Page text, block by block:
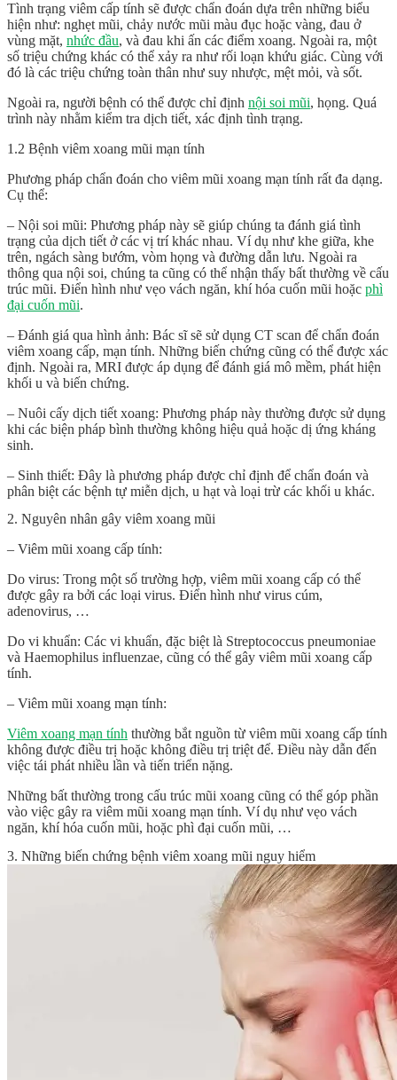
Tình trạng viêm cấp tính sẽ được chẩn đoán dựa trên những biểu
hiện như: nghẹt mũi, chảy nước mũi màu đục hoặc vàng, đau ở
vùng mặt, nhức đầu, và đau khi ấn các điểm xoang. Ngoài ra, một
số triệu chứng khác có thể xảy ra như rối loạn khứu giác. Cùng với
đó là các triệu chứng toàn thân như suy nhược, mệt mỏi, và sốt.
Ngoài ra, người bệnh có thể được chỉ định nội soi mũi, họng. Quá
trình này nhằm kiểm tra dịch tiết, xác định tình trạng.
1.2 Bệnh viêm xoang mũi mạn tính
Phương pháp chẩn đoán cho viêm mũi xoang mạn tính rất đa dạng.
Cụ thể:
– Nội soi mũi: Phương pháp này sẽ giúp chúng ta đánh giá tình
trạng của dịch tiết ở các vị trí khác nhau. Ví dụ như khe giữa, khe
trên, ngách sàng bướm, vòm họng và đường dẫn lưu. Ngoài ra
thông qua nội soi, chúng ta cũng có thể nhận thấy bất thường về cấu
trúc mũi. Điển hình như vẹo vách ngăn, khí hóa cuốn mũi hoặc phì
đại cuốn mũi.
– Đánh giá qua hình ảnh: Bác sĩ sẽ sử dụng CT scan để chẩn đoán
viêm xoang cấp, mạn tính. Những biến chứng cũng có thể được xác
định. Ngoài ra, MRI được áp dụng để đánh giá mô mềm, phát hiện
khối u và biến chứng.
– Nuôi cấy dịch tiết xoang: Phương pháp này thường được sử dụng
khi các biện pháp bình thường không hiệu quả hoặc dị ứng kháng
sinh.
– Sinh thiết: Đây là phương pháp được chỉ định để chẩn đoán và
phân biệt các bệnh tự miễn dịch, u hạt và loại trừ các khối u khác.
2. Nguyên nhân gây viêm xoang mũi
– Viêm mũi xoang cấp tính:
Do virus: Trong một số trường hợp, viêm mũi xoang cấp có thể
được gây ra bởi các loại virus. Điển hình như virus cúm,
adenovirus, …
Do vi khuẩn: Các vi khuẩn, đặc biệt là Streptococcus pneumoniae
và Haemophilus influenzae, cũng có thể gây viêm mũi xoang cấp
tính.
– Viêm mũi xoang mạn tính:
Viêm xoang mạn tính thường bắt nguồn từ viêm mũi xoang cấp tính
không được điều trị hoặc không điều trị triệt để. Điều này dẫn đến
việc tái phát nhiều lần và tiến triển nặng.
Những bất thường trong cấu trúc mũi xoang cũng có thể góp phần
vào việc gây ra viêm mũi xoang mạn tính. Ví dụ như vẹo vách
ngăn, khí hóa cuốn mũi, hoặc phì đại cuốn mũi, …
3. Những biến chứng bệnh viêm xoang mũi nguy hiểm